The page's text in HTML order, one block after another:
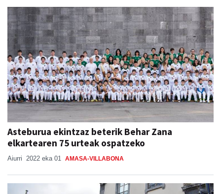
Asteburua ekintzaz beterik Behar Zana
elkartearen 75 urteak ospatzeko
Aiurri 2022 eka 01 AMASA-VILLABONA